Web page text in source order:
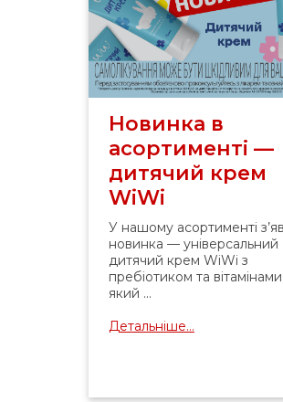
Новинка в
асортименті —
дитячий крем
WiWi
У нашому асортименті
новинка — універсальний
дитячий крем WiWi з
пребіотиком та
який ...
Детальніше...